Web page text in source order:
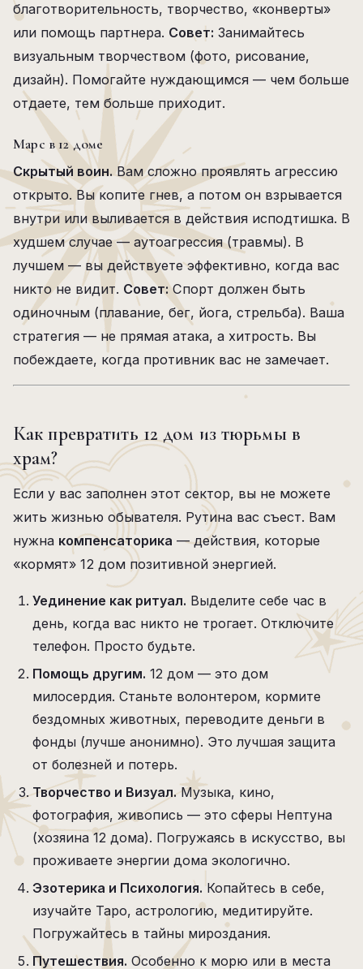
благотворительность, творчество, «конверты»
или помощь партнера. Совет: Занимайтесь
визуальным творчеством (фото, рисование,
дизайн). Помогайте нуждающимся — чем больше
отдаете, тем больше приходит.
Марс в 12 доме
Скрытый воин. Вам сложно проявлять агрессию
открыто. Вы копите гнев, а потом он взрывается
внутри или выливается в действия исподтишка. В
худшем случае — аутоагрессия (травмы). В
лучшем — вы действуете эффективно, когда вас
никто не видит. Совет:Спорт должен быть
одиночным (плавание, бег, йога, стрельба). Ваша
стратегия — не прямая атака, а хитрость. Вы
побеждаете, когда противник вас не замечает.
Как превратить 12 дом из тюрьмы в
храм?
Если у вас заполнен этот сектор, вы не можете
жить жизнью обывателя. Рутина вас съест. Вам
нужна компенсаторика — действия, которые
«кормят» 12 дом позитивной энергией.
Уединение как ритуал. Выделите себе час в
день, когда вас никто не трогает. Отключите
телефон. Просто будьте.
Помощь другим. 12 дом — это дом
милосердия. Станьте волонтером, кормите
бездомных животных, переводите деньги в
фонды (лучше анонимно). Это лучшая защита
от болезней и потерь.
Творчество и Визуал.Музыка, кино,
фотография, живопись — это сферы Нептуна
(хозяина 12 дома). Погружаясь в искусство, вы
проживаете энергии дома экологично.
Эзотерика и Психология. Копайтесь в себе,
изучайте Таро, астрологию, медитируйте.
Погружайтесь в тайны мироздания.
Путешествия. Особенно к морю или в места